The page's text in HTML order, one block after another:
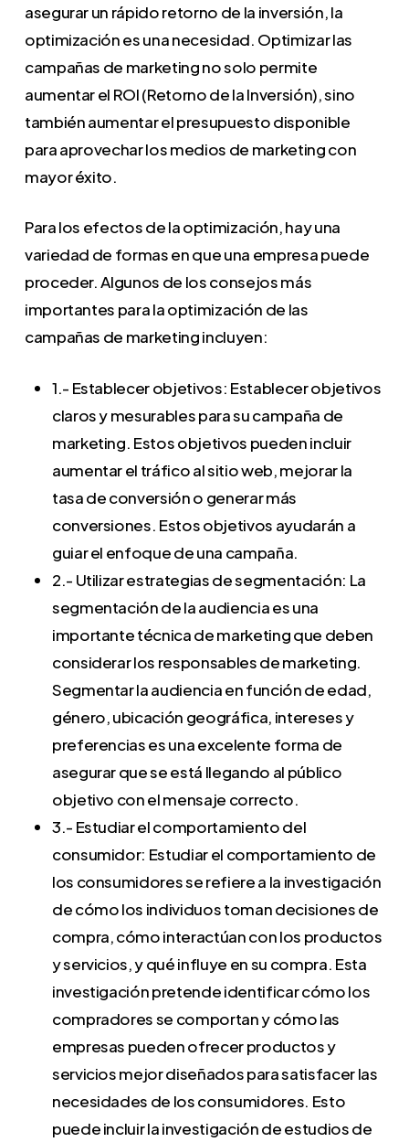
asegurar un rápido retorno de la inversión, la
optimización es una necesidad. Optimizar las
campañas de marketing no solo permite
aumentar el ROI (Retorno de la Inversión), sino
también aumentar el presupuesto disponible
para aprovechar los medios de marketing con
mayor éxito.
Para los efectos de la optimización, hay una
variedad de formas en que una empresa puede
proceder. Algunos de los consejos más
importantes para la optimización de las
campañas de marketing incluyen:
1.- Establecer objetivos: Establecer objetivos
claros y mesurables para su campaña de
marketing. Estos objetivos pueden incluir
aumentar el tráfico al sitio web, mejorar la
tasa de conversión o generar más
conversiones. Estos objetivos ayudarán a
guiar el enfoque de una campaña.
2.- Utilizar estrategias de segmentación: La
segmentación de la audiencia es una
importante técnica de marketing que deben
considerar los responsables de marketing.
Segmentar la audiencia en función de edad,
género, ubicación geográfica, intereses y
preferencias es una excelente forma de
asegurar que se está llegando al público
objetivo con el mensaje correcto.
3.- Estudiar el comportamiento del
consumidor: Estudiar el comportamiento de
los consumidores se refiere a la investigación
de cómo los individuos toman decisiones de
compra, cómo interactúan con los productos
y servicios, y qué influye en su compra. Esta
investigación pretende identificar cómo los
compradores se comportan y cómo las
empresas pueden ofrecer productos y
servicios mejor diseñados para satisfacer las
necesidades de los consumidores. Esto
puede incluir la investigación de estudios de